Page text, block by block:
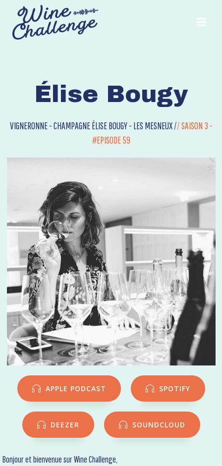
Élise Bougy
VIGNERONNE - CHAMPAGNE ÉLISE BOUGY - LES MESNEUX //SAISON 3 -
#EPISODE 59
APPLE PODCAST SPOTIFY
DEEZER SOUNDCLOUD
Bonjour et bienvenue sur Wine Challenge,